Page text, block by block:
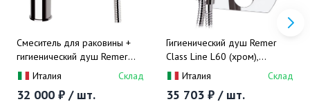
Смеситель для раковины +
гигиенический душ Remer
Class Line L10SHW (хром)
Италия Склад
32 000 ₽ / шт.
Гигиенический душ Remer
Class Line L60 (хром),
смеситель и скрытая часть в
комплекте
Италия Склад
35 703 ₽ / шт.